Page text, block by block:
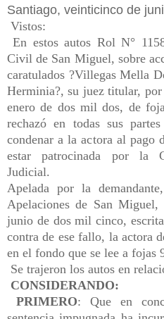
Santiago, veinticinco de
Vistos:
En estos autos Rol N°
Civil de San Miguel, sobre
caratulados ?Villegas Mella
Herminia?, su juez titular,
enero de dos mil dos, de
rechazó en todas sus
condenar a la actora al pago
estar patrocinada por la
Judicial.
Apelada por la
Apelaciones de San
junio de dos mil cinco,
contra de ese fallo, la actora
en el fondo que se lee a fojas
Se trajeron los autos en
CONSIDERANDO:
PRIMERO: Que en